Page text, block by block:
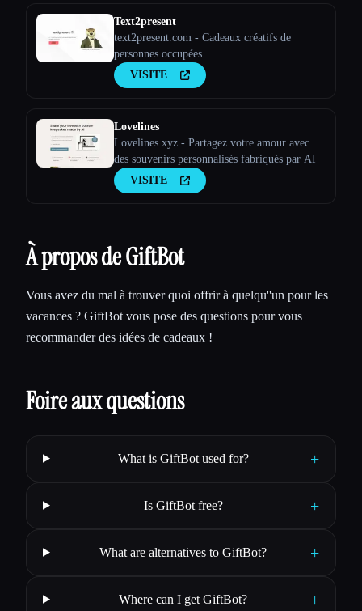
Text2present
text2present.com - Cadeaux créatifs de
personnes occupées.
VISITE
Lovelines
Lovelines.xyz - Partagez votre amour avec
des souvenirs personnalisés fabriqués par AI
VISITE
À propos de GiftBot
Vous avez du mal à trouver quoi offrir à quelqu''un pour les
vacances ? GiftBot vous pose des questions pour vous
recommander des idées de cadeaux !
Foire aux questions
What is GiftBot used for? +
Is GiftBot free? +
What are alternatives to GiftBot? +
Where can I get GiftBot? +